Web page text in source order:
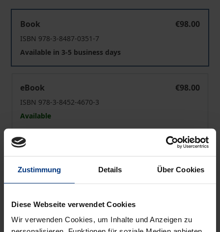
Zustimmung Details Über Cookies
Diese Webseite verwendet Cookies
Wir verwenden Cookies, um Inhalte und Anzeigen zu
Book
€98.00
ISBN 978-3-8487-0351-7
Available in 3-5 business days
eBook
€98.00
ISBN 978-3-8452-4670-3
Available
Prices include VAT. Depending on the delivery address, VAT
may vary at checkout.
Add to Cart
Add to Wish List
Delivery cost notice